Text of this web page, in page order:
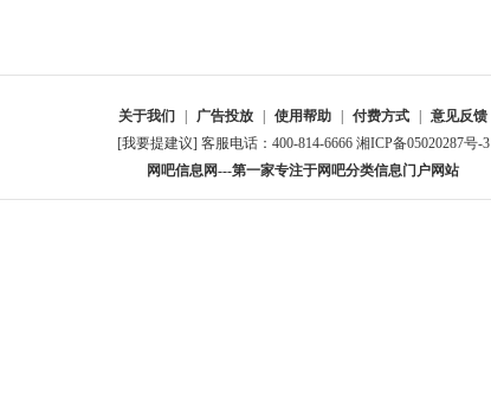
关于我们 广告投放 使用帮助 付费方式
意见反馈
[我要提建议] 客服电话：400-814-6666 湘ICP备05020287号-3
网吧信息网---第一家专注于网吧分类信息门户网站